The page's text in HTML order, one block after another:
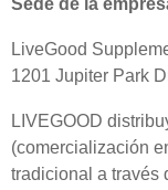
Sede de la
LiveGood
1201 Jupiter Park
LIVEGOOD
(comercialización
tradicional a través